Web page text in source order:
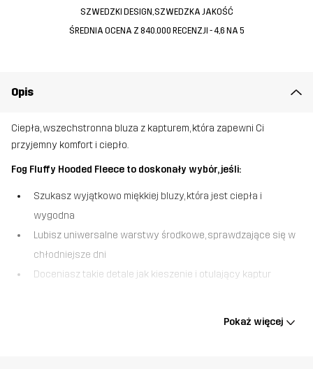
SZWEDZKI DESIGN, SZWEDZKA JAKOŚĆ
ŚREDNIA OCENA Z 840.000 RECENZJI - 4,6 NA 5
Opis
Ciepła, wszechstronna bluza z kapturem, która zapewni Ci
przyjemny komfort i ciepło.
Fog Fluffy Hooded Fleece to doskonały wybór, jeśli:
Szukasz wyjątkowo miękkiej bluzy, która jest ciepła i
wygodna
Lubisz uniwersalne warstwy środkowe, sprawdzające się w
chłodniejsze dni
Doceniasz takie detale jak kieszenie i otulający kaptur
komforcie, że po założeniu nie będzie się chciało jej zdejmować.
Pokaż więcej